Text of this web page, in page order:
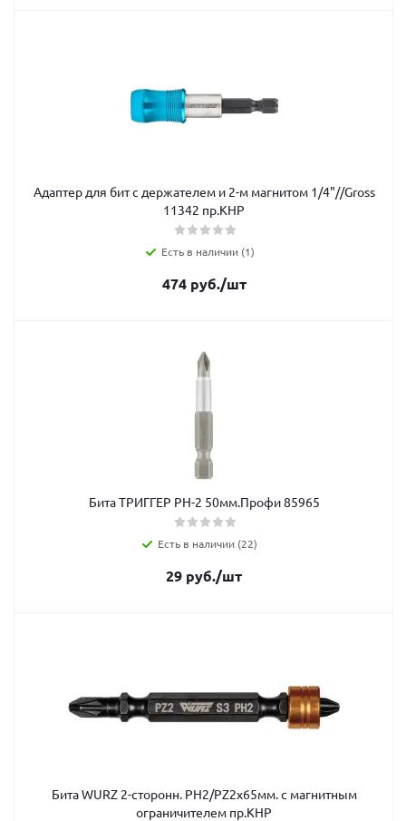
Адаптер для бит с держателем и 2-м магнитом 1/4"//Gross
11342 пр.КНР
Есть в наличии (1)
474руб./шт
Бита ТРИГГЕР РН-2 50мм.Профи 85965
Есть в наличии (22)
29 руб./шт
Бита WURZ 2-сторонн. РН2/PZ2х65мм. с магнитным
ограничителем пр.КНР